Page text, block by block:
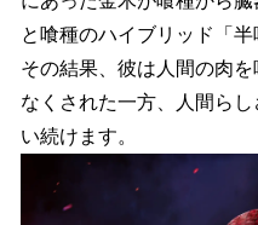
と喰種のハイブリッド「
その結果、彼は人間の肉
なくされた一方、人間ら
い続けます。